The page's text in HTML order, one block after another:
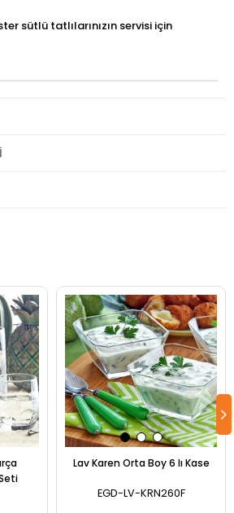
sütlü tatlılarınızın servisi için
Lav Karen Orta Boy 6 lı Kase
EGD-LV-KRN260F